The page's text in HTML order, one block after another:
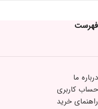
فهرست
درباره ما
حساب کاربری
راهنمای خرید